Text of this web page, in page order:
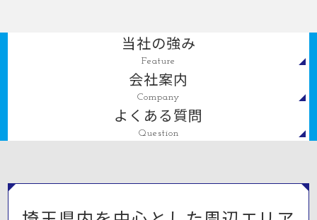
当社の強み
Feature
会社案内
Company
よくある質問
Question